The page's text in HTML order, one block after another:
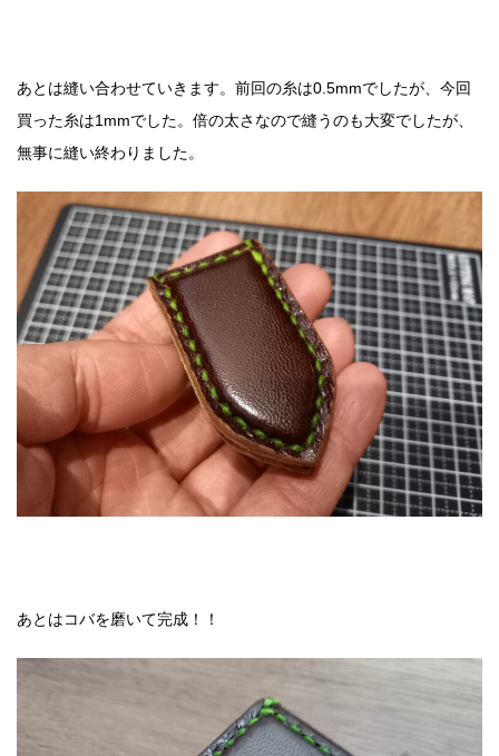
あとは縫い合わせていきます。前回の糸は0.5mmでしたが、今回
買った糸は1mmでした。倍の太さなので縫うのも大変でしたが、
無事に縫い終わりました。
あとはコバを磨いて完成！！